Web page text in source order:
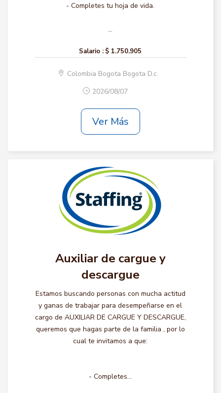
- Completes tu hoja de vida.
...
Salario : $ 1.750.905
Colombia Bogota Bogota D.c.
2026/08/07
Ver Más
Auxiliar de cargue y
descargue
Estamos buscando personas con mucha actitud
y ganas de trabajar para desempeñarse en el
cargo de AUXILIAR DE CARGUE Y DESCARGUE,
queremos que hagas parte de la familia , por lo
cual te invitamos a que:
- Completes...